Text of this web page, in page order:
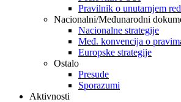
Pravilnik o unutarnjem
Nacionalni/Međunarodni
Nacionalne strategije
Međ. konvencija o
Europske strategije
Ostalo
Presude
Sporazumi
Aktivnosti